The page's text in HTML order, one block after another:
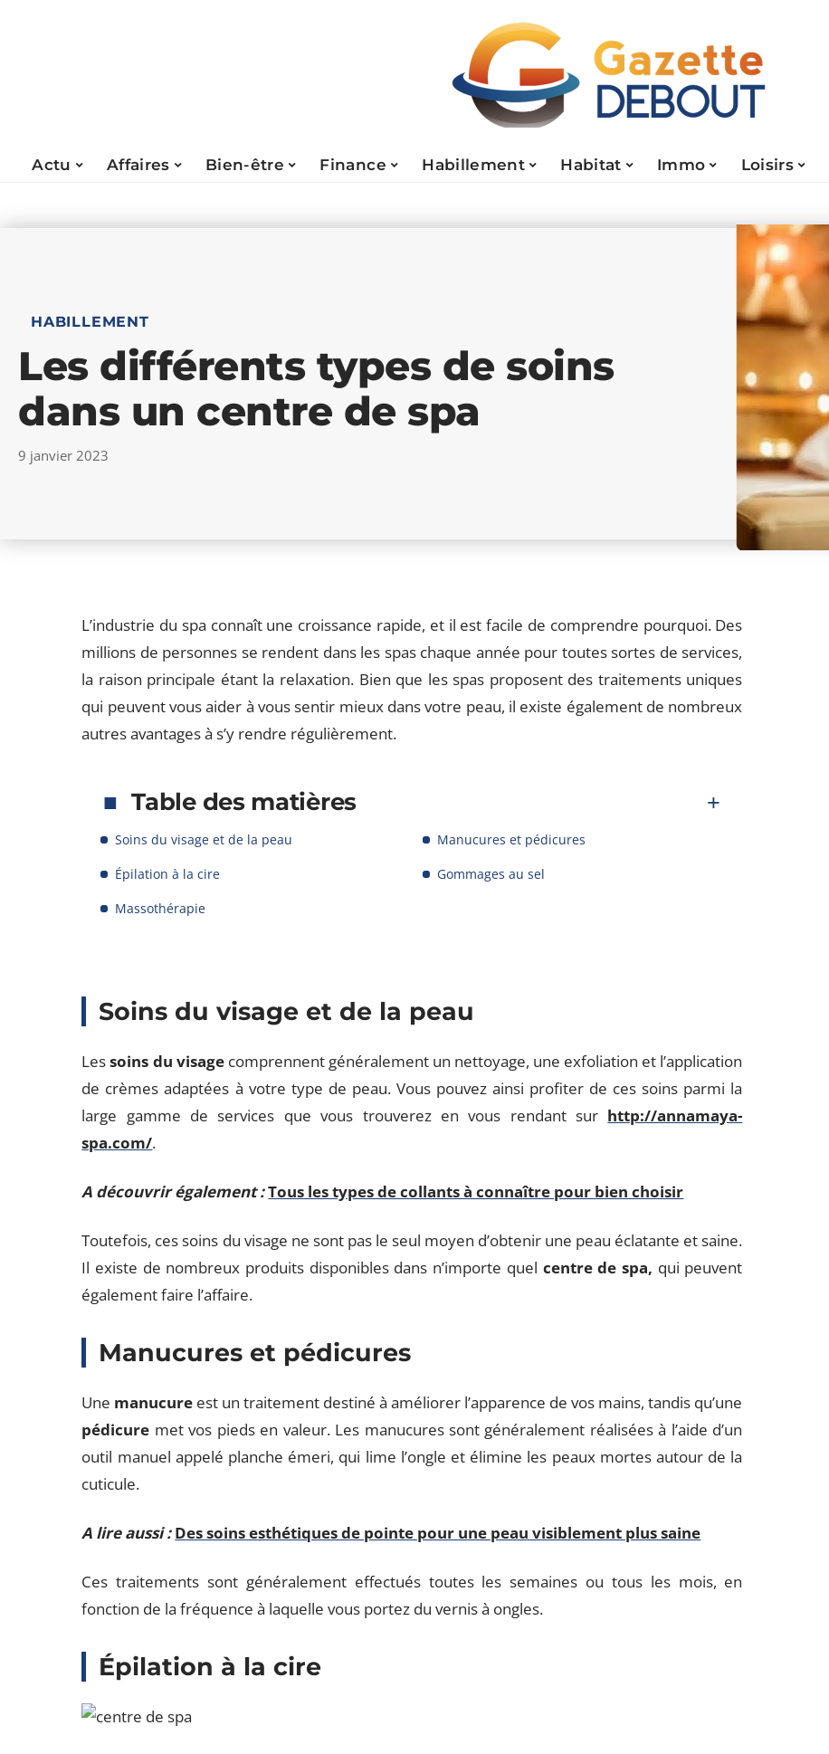
Actu Affaires Bien-être Finance Habillement Habitat Immo Loisirs
HABILLEMENT
Les différents types de soins
dans un centre de spa
9 janvier 2023
L’industrie du spa connaît une croissance rapide, et il est facile de comprendre pourquoi. Des
millions de personnes se rendent dans les spas chaque année pour toutes sortes de services,
la raison principale étant la relaxation. Bien que les spas proposent des traitements uniques
qui peuvent vous aider à vous sentir mieux dans votre peau, il existe également de nombreux
autres avantages à s’y rendre régulièrement.
Table des matières
Soins du visage et de la peau
Manucures et pédicures
Épilation à la cire
Gommages au sel
Massothérapie
Soins du visage et de la peau
Lessoins du visagecomprennent généralement un nettoyage, une exfoliation et l’application
de crèmes adaptées à votre type de peau. Vous pouvez ainsi profiter de ces soins parmi la
large gamme de services que vous trouverez en vous rendant sur http://annamaya-
spa.com/.
A découvrir également :Tous les types de collants à connaître pour bien choisir
Toutefois, ces soins du visage ne sont pas le seul moyen d’obtenir une peau éclatante et saine.
Il existe de nombreux produits disponibles dans n’importe quel centre de spa, qui peuvent
également faire l’affaire.
Manucures et pédicures
Une manucure est un traitement destiné à améliorer l’apparence de vos mains, tandis qu’une
pédicure met vos pieds en valeur. Les manucures sont généralement réalisées à l’aide d’un
outil manuel appelé planche émeri, qui lime l’ongle et élimine les peaux mortes autour de la
cuticule.
A lire aussi : Des soins esthétiques de pointe pour une peau visiblement plus saine
Ces traitements sont généralement effectués toutes les semaines ou tous les mois, en
fonction de la fréquence à laquelle vous portez du vernis à ongles.
Épilation à la cire